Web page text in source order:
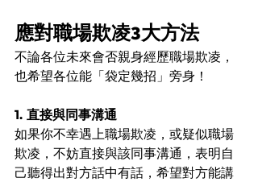
應對職場欺凌3大方法
不論各位未來會否親身經歷職場欺凌，
也希望各位能「袋定幾招」旁身！
1. 直接與同事溝通
如果你不幸遇上職場欺凌，或疑似職場
欺凌，不妨直接與該同事溝通，表明自
己聽得出對方話中有話，希望對方能講